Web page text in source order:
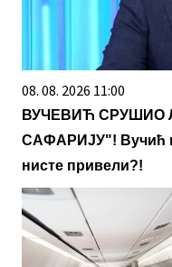
08. 08. 2026 11:00
ВУЧЕВИЋ СРУШИО
САФАРИЈУ"! Вучић
нисте привели?!